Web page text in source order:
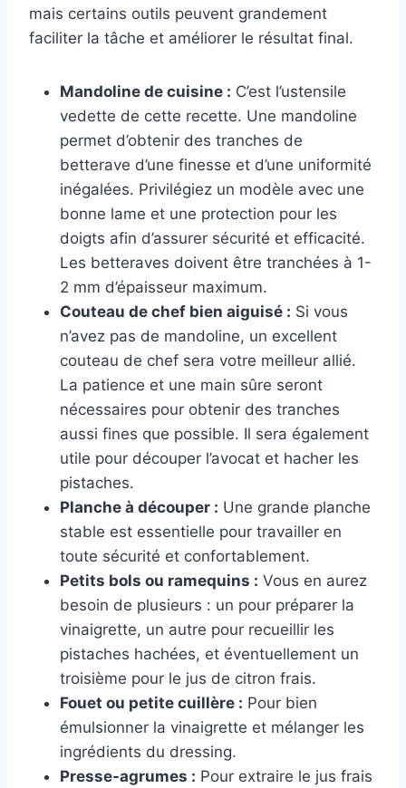
mais certains outils peuvent grandement
faciliter la tâche et améliorer le résultat final.
Mandoline de cuisine : C’est l’ustensile
vedette de cette recette. Une mandoline
permet d’obtenir des tranches de
betterave d’une finesse et d’une uniformité
inégalées. Privilégiez un modèle avec une
bonne lame et une protection pour les
doigts afin d’assurer sécurité et efficacité.
Les betteraves doivent être tranchées à 1-
2 mm d’épaisseur maximum.
Couteau de chef bien aiguisé : Si vous
n’avez pas de mandoline, un excellent
couteau de chef sera votre meilleur allié.
La patience et une main sûre seront
nécessaires pour obtenir des tranches
aussi fines que possible. Il sera également
utile pour découper l’avocat et hacher les
pistaches.
Planche à découper : Une grande planche
stable est essentielle pour travailler en
toute sécurité et confortablement.
Petits bols ou ramequins : Vous en aurez
besoin de plusieurs : un pour préparer la
vinaigrette, un autre pour recueillir les
pistaches hachées, et éventuellement un
troisième pour le jus de citron frais.
Fouet ou petite cuillère : Pour bien
émulsionner la vinaigrette et mélanger les
ingrédients du dressing.
Presse-agrumes : Pour extraire le jus frais